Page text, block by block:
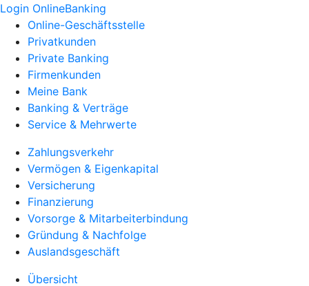
Login OnlineBanking
Online-Geschäftsstelle
Privatkunden
Private Banking
Firmenkunden
Meine Bank
Banking & Verträge
Service & Mehrwerte
Zahlungsverkehr
Vermögen & Eigenkapital
Versicherung
Finanzierung
Vorsorge & Mitarbeiterbindung
Gründung & Nachfolge
Auslandsgeschäft
Übersicht